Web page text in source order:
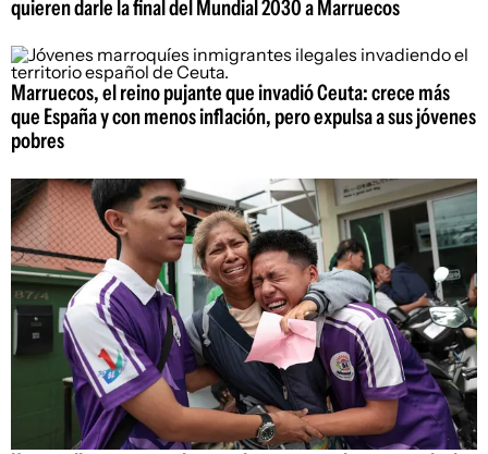
quieren darle la final del Mundial 2030 a Marruecos
Marruecos, el reino pujante que invadió Ceuta: crece más
que España y con menos inflación, pero expulsa a sus jóvenes
pobres